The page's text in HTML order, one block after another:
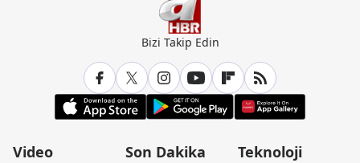
Bizi Takip Edin
Video Son Dakika Teknoloji